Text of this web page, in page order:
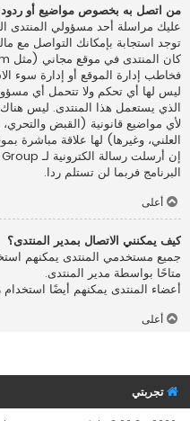
من اتصل به بخصوص مواضيع أو ردود
عليك مراسلة أحد مسؤولي المنتدى
توجد استجابة بإمكانك التواصل مع
ليس لها أي تحكم ولا تتحمل أي
لأي مواضيع قانونية (القبض والتحري،
البرنامج فربما لن تستلم ردا.
أعلى
كيف يمكنني الاتصال بمدير المنتدى؟
جميع مستخدمي المنتدى يمكنهم
متاحًا بواسطة مدير المنتدى.
أعضاء المنتدى يمكنهم أيضًا
أعلى
تجربتي